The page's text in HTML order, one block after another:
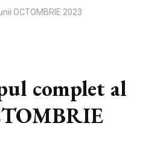
OCTOMBRIE 2023
complet al